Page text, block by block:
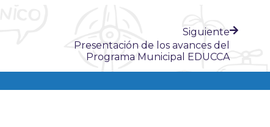
Siguiente
Presentación de los avances del
Programa Municipal EDUCCA